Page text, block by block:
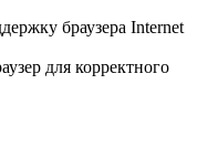
браузера Internet
для корректного